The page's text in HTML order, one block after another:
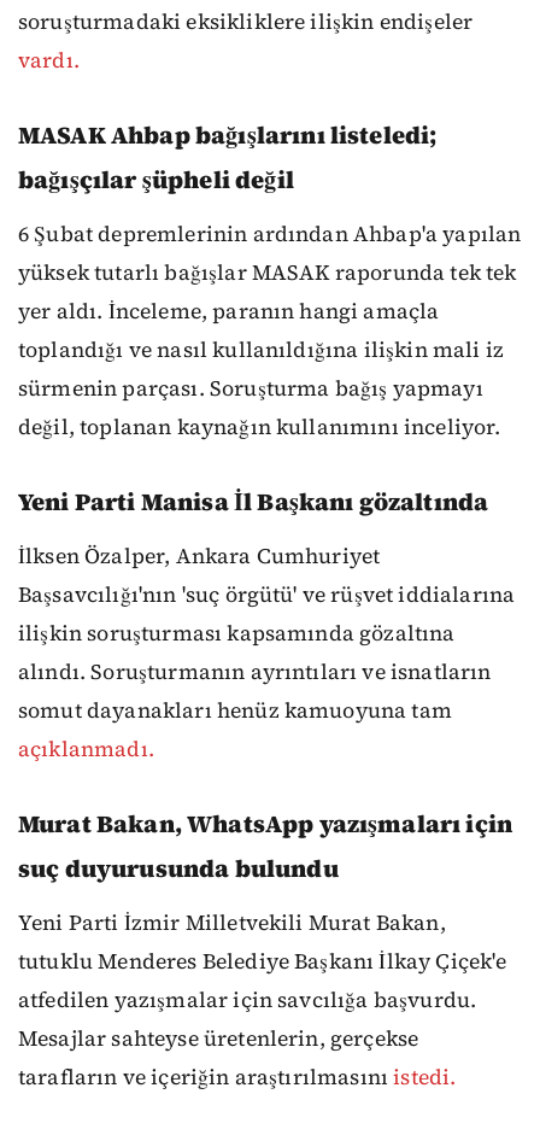
soruşturmadaki eksikliklere ilişkin endişeler
vardı.
MASAK Ahbap bağışlarını listeledi;
bağışçılar şüpheli değil
6 Şubat depremlerinin ardından Ahbap'a yapılan
yüksek tutarlı bağışlar MASAK raporunda tek tek
yer aldı. İnceleme, paranın hangi amaçla
toplandığı ve nasıl kullanıldığına ilişkin mali iz
sürmenin parçası. Soruşturma bağış yapmayı
değil, toplanan kaynağın kullanımını inceliyor.
Yeni Parti Manisa İl Başkanı gözaltında
İlksen Özalper, Ankara Cumhuriyet
Başsavcılığı'nın 'suç örgütü' ve rüşvet iddialarına
ilişkin soruşturması kapsamında gözaltına
alındı. Soruşturmanın ayrıntıları ve isnatların
somut dayanakları henüz kamuoyuna tam
açıklanmadı.
Murat Bakan, WhatsApp yazışmaları için
suç duyurusunda bulundu
Yeni Parti İzmir Milletvekili Murat Bakan,
tutuklu Menderes Belediye Başkanı İlkay Çiçek'e
atfedilen yazışmalar için savcılığa başvurdu.
Mesajlar sahteyse üretenlerin, gerçekse
tarafların ve içeriğin araştırılmasınıistedi.